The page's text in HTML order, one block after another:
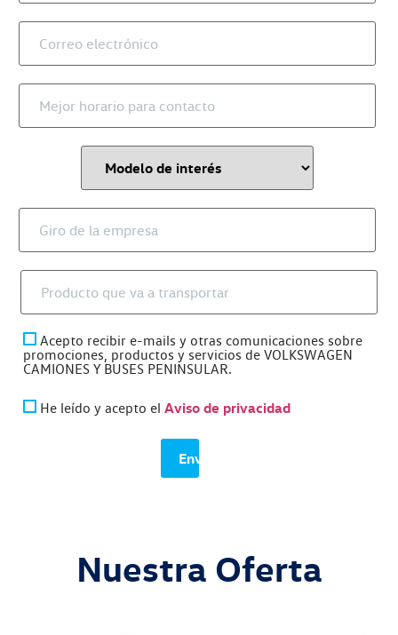
Acepto recibir e-mails y otras comunicaciones sobre
promociones, productos y servicios de VOLKSWAGEN
CAMIONES Y BUSES PENINSULAR.
He leído y acepto el Aviso de privacidad
Nuestra Oferta